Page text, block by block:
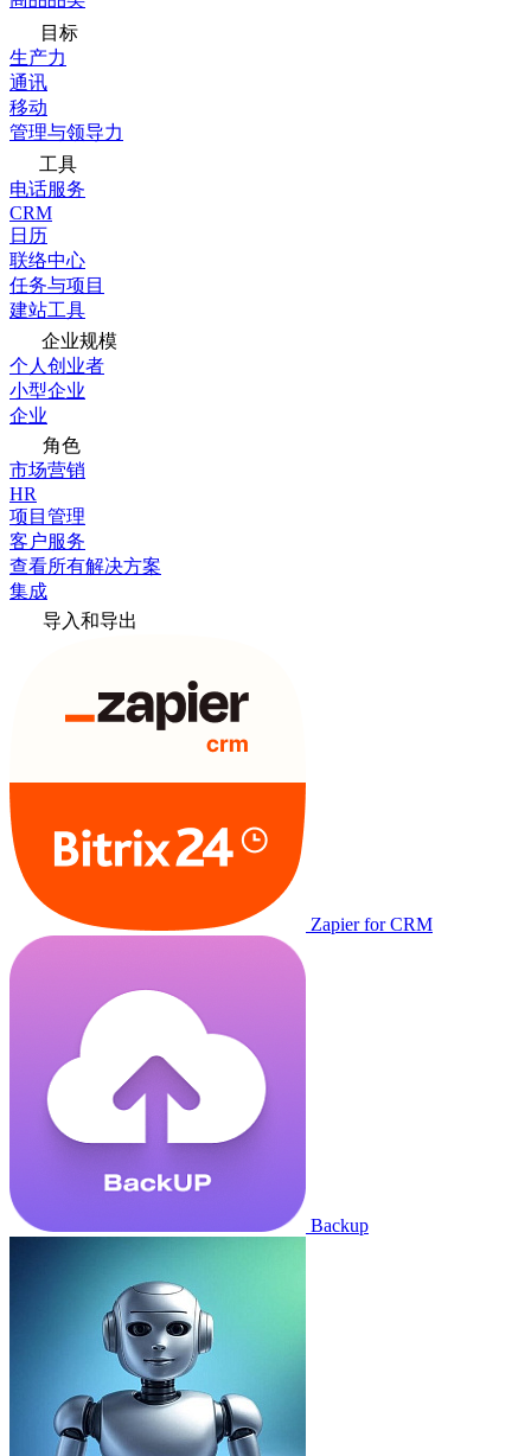
目标
生产力
通讯
移动
管理与领导力
工具
电话服务
CRM
日历
联络中心
任务与项目
建站工具
企业规模
个人创业者
小型企业
企业
角色
市场营销
HR
项目管理
客户服务
查看所有解决方案
集成
导入和导出
Zapier for CRM
Backup